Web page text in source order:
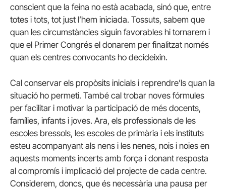
conscient que la feina no està acabada, sinó que, entre
totes i tots, tot just l’hem iniciada. Tossuts, sabem que
quan les circumstàncies siguin favorables hi tornarem i
que el Primer Congrés el donarem per finalitzat només
quan els centres convocants ho decideixin.
Cal conservar els propòsits inicials i reprendre’ls quan la
situació ho permeti. També cal trobar noves fórmules
per facilitar i motivar la participació de més docents,
famílies, infants i joves. Ara, els professionals de les
escoles bressols, les escoles de primària i els instituts
esteu acompanyant als nens i les nenes, nois i noies en
aquests moments incerts amb força i donant resposta
al compromís i implicació del projecte de cada centre.
Considerem, doncs, que és necessària una pausa per